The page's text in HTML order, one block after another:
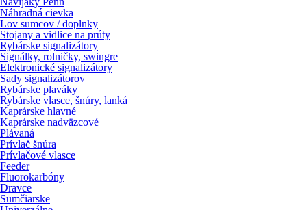
Náhradná cievka
Lov sumcov / doplnky
Stojany a vidlice na prúty
Rybárske signalizátory
Signálky, rolničky, swingre
Elektronické signalizátory
Sady signalizátorov
Rybárske plaváky
Rybárske vlasce, šnúry, lanká
Kaprárske hlavné
Kaprárske nadväzcové
Plávaná
Prívlač šnúra
Prívlačové vlasce
Feeder
Fluorokarbóny
Dravce
Sumčiarske